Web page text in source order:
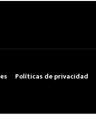
Políticas de privacidad